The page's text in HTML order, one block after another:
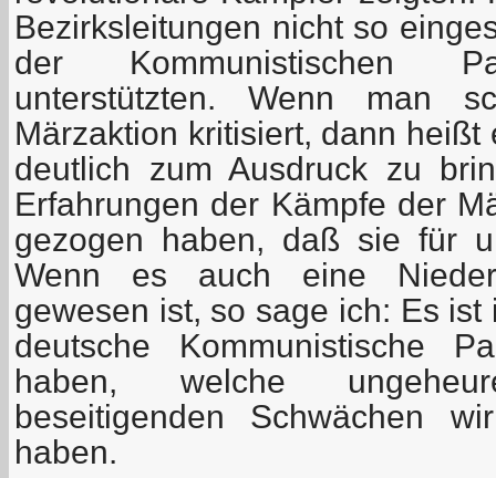
Bezirksleitungen nicht so
der Kommunistischen
unterstützten. Wenn man
Märzaktion kritisiert, dann
deutlich zum Ausdruck zu
Erfahrungen der Kämpfe der
gezogen haben, daß sie für
Wenn es auch eine
gewesen ist, so sage ich: Es
deutsche Kommunistische
haben, welche
beseitigenden Schwächen
haben.